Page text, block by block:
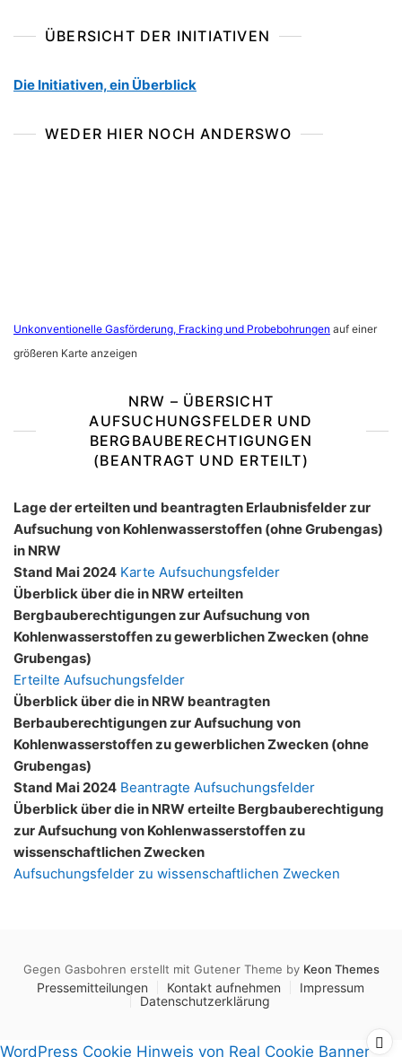
ÜBERSICHT DER INITIATIVEN
Die Initiativen, ein Überblick
WEDER HIER NOCH ANDERSWO
Unkonventionelle Gasförderung, Fracking und Probebohrungen auf einer
größeren Karte anzeigen
NRW – ÜBERSICHT
AUFSUCHUNGSFELDER UND
BERGBAUBERECHTIGUNGEN
(BEANTRAGT UND ERTEILT)
Lage der erteilten und beantragten Erlaubnisfelder zur
Aufsuchung von Kohlenwasserstoffen (ohne Grubengas)
in NRW
Stand Mai 2024 Karte Aufsuchungsfelder
Überblick über die in NRW erteilten
Bergbauberechtigungen zur Aufsuchung von
Kohlenwasserstoffen zu gewerblichen Zwecken (ohne
Grubengas)
Erteilte Aufsuchungsfelder
Überblick über die in NRW beantragten
Berbauberechtigungen zur Aufsuchung von
Kohlenwasserstoffen zu gewerblichen Zwecken (ohne
Grubengas)
Stand Mai 2024 Beantragte Aufsuchungsfelder
Überblick über die in NRW erteilte Bergbauberechtigung
zur Aufsuchung von Kohlenwasserstoffen zu
wissenschaftlichen Zwecken
Aufsuchungsfelder zu wissenschaftlichen Zwecken
Gegen Gasbohren erstellt mit Gutener Theme by Keon Themes
Pressemitteilungen Kontakt aufnehmen
Impressum
Datenschutzerklärung
WordPress Cookie Hinweis von Real Cookie Banner